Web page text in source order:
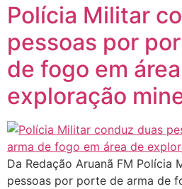
Polícia Militar
pessoas por
de fogo em
exploração
Da Redação Aruanã FM Polícia
pessoas por porte de arma de